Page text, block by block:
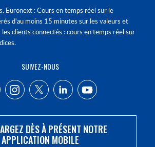
Euronext : Cours en temps réel sur le
d'au moins 15 minutes sur les valeurs et
les clients connectés : cours en temps réel sur
SUIVEZ-NOUS
DÈS À PRÉSENT NOTRE
APPLICATION MOBILE